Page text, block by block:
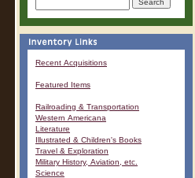
Recent Acquisitions
Featured Items
Railroading & Transportation
Western Americana
Literature
Illustrated & Children's Books
Travel & Exploration
Military History, Aviation, etc.
Science